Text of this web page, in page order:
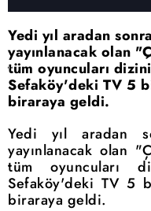
Yedi yıl aradan
yayınlanacak olan
tüm oyuncuları
Sefaköy'deki TV 5
biraraya geldi.
Yedi yıl aradan
yayınlanacak olan
tüm oyuncuları
Sefaköy'deki TV 5
biraraya geldi.